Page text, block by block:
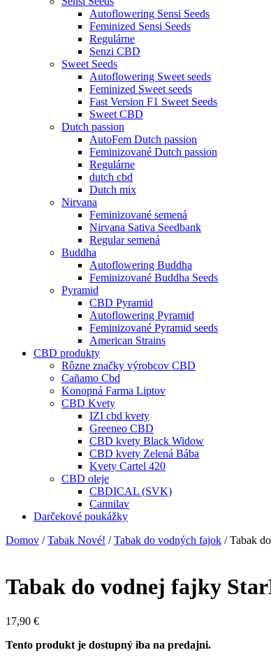
Autoflowering Sensi Seeds
Feminized Sensi Seeds
Regulárne
Senzi CBD
Sweet Seeds
Autoflowering Sweet seeds
Feminized Sweet seeds
Fast Version F1 Sweet Seeds
Sweet CBD
Dutch passion
AutoFem Dutch passion
Feminizované Dutch passion
Regulárne
dutch cbd
Dutch mix
Nirvana
Feminizované semená
Nirvana Sativa Seedbank
Regular semená
Buddha
Autoflowering Buddha
Feminizované Buddha Seeds
Pyramid
CBD Pyramid
Autoflowering Pyramid
Feminizované Pyramid seeds
American Strains
CBD produkty
Rôzne značky výrobcov CBD
Cañamo Cbd
Konopná Farma Liptov
CBD Kvety
IZI cbd kvety
Greeneo CBD
CBD kvety Black Widow
CBD kvety Zelená Bába
Kvety Cartel 420
CBD oleje
CBDICAL (SVK)
Cannilav
Darčekové poukážky
Domov /Tabak Nové! /Tabak do vodných fajok / Tabak
Tabak do vodnej fajky
17,90 €
Tento produkt je dostupný iba na predajni.